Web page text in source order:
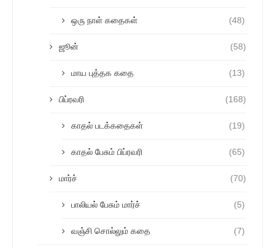
ஒரு நாள் கதைகள் (48)
ஜூன் (58)
மாய புத்தக கதை (13)
பிப்ரவரி (168)
காதல் படக்கதைகள் (19)
காதல் பேசும் பிப்ரவரி (65)
மார்ச் (70)
பாலியல் பேசும் மார்ச் (5)
வஞ்சி சொல்லும் கதை (7)